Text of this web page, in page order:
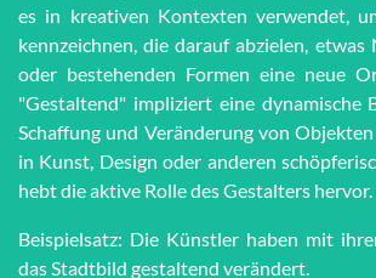
es in kreativen Kontexten verwendet,
kennzeichnen, die darauf abzielen, etwas
oder bestehenden Formen eine neue
"Gestaltend" impliziert eine dynamische
Schaffung und Veränderung von
in Kunst, Design oder anderen
hebt die aktive Rolle des Gestalters hervor.
Beispielsatz: Die Künstler haben mit
das Stadtbild gestaltend verändert.